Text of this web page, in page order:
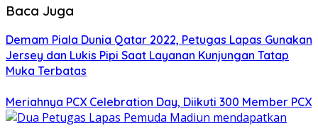
Baca Juga
Demam Piala Dunia Qatar 2022, Petugas Lapas Gunakan
Jersey dan Lukis Pipi Saat Layanan Kunjungan Tatap
Muka Terbatas
Meriahnya PCX Celebration Day, Diikuti 300 Member PCX